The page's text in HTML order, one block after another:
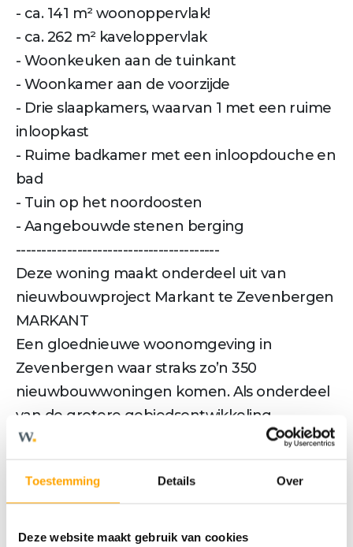
Toestemming Details Over
Deze website maakt gebruik van cookies
- ca. 141 m² woonoppervlak!
- ca. 262 m² kaveloppervlak
- Woonkeuken aan de tuinkant
- Woonkamer aan de voorzijde
- Drie slaapkamers, waarvan 1 met een ruime
inloopkast
- Ruime badkamer met een inloopdouche en
bad
- Tuin op het noordoosten
- Aangebouwde stenen berging
----------------------------------------
Deze woning maakt onderdeel uit van
nieuwbouwproject Markant te Zevenbergen
MARKANT
Een gloednieuwe woonomgeving in
Zevenbergen waar straks zo’n 350
nieuwbouwwoningen komen. Als onderdeel
van de grotere gebiedsontwikkeling
Zevenbergen-Oost in de gemeente Moerdijk.
karakter, die durft op te vallen! Met
buurtjes met hun eigen kenmerken. Een